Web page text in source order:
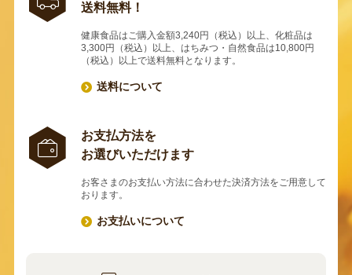
送料無料！
健康食品はご購入金額3,240円（税込）以上、化粧品は
3,300円（税込）以上、はちみつ・自然食品は10,800円
（税込）以上で送料無料となります。
送料について
お支払方法を
お選びいただけます
お客さまのお支払い方法に合わせた決済方法をご用意して
おります。
お支払いについて